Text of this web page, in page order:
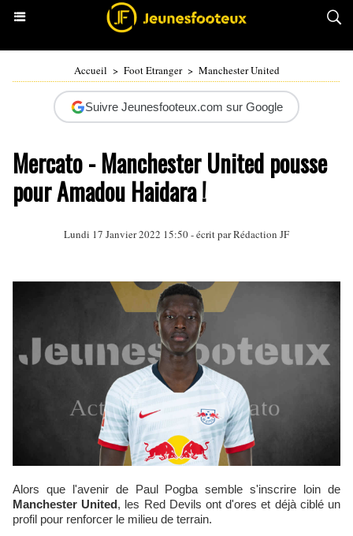
Accueil > Foot Etranger > Manchester United
Suivre Jeunesfooteux.com sur Google
Mercato - Manchester United pousse
pour Amadou Haidara !
Lundi 17 Janvier 2022 15:50 - écrit par Rédaction JF
Alors que l'avenir de Paul Pogba semble s'inscrire loin de
Manchester United, les Red Devils ont d'ores et déjà ciblé un
profil pour renforcer le milieu de terrain.